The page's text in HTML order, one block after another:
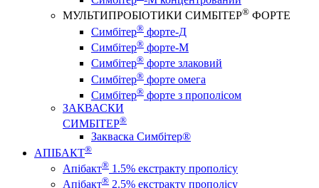
МУЛЬТИПРОБІОТИКИ СИМБІТЕР® ФОРТЕ
Симбітер® форте-Д
Симбітер® форте-М
Симбітер® форте злаковий
Симбітер® форте омега
Симбітер® форте з прополісом
ЗАКВАСКИ
СИМБІТЕР®
Закваска Симбітер®
АПІБАКТ®
Апібакт® 1.5% екстракту прополісу
Апібакт® 2.5% екстракту прополісу